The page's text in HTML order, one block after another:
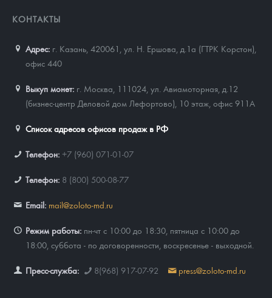
КОНТАКТЫ
Адрес: г. Казань, 420061 ул. Н. Ершова, д.1а (ГТРК Корстон),
офис 440
Выкуп монет: г. Москва, 111024, ул. Авиамоторная, д.12
(бизнес-центр Деловой дом Лефортово), 10 этаж, офис 911А
Список адресов офисов продаж в РФ
Телефон: +7 (960) 071-01-07
Телефон: 8 (800) 500-08-77
Email: mail@zoloto-md.ru
Режим работы: пн-чт с 10:00 до 18:30, пятница с 10:00 до
18:00, суббота - по договоренности, воскресенье - выходной.
Пресс-служба: 8(968) 917-07-92 press@zoloto-md.ru